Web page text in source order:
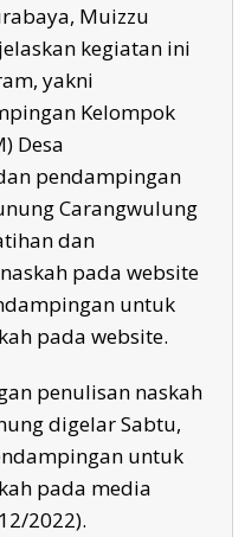
Muizzu
kegiatan ini
yakni
Kelompok
Desa
pendampingan
Carangwulung
dan
pada website
untuk
pada website.
penulisan naskah
digelar Sabtu,
untuk
pada media
2022).